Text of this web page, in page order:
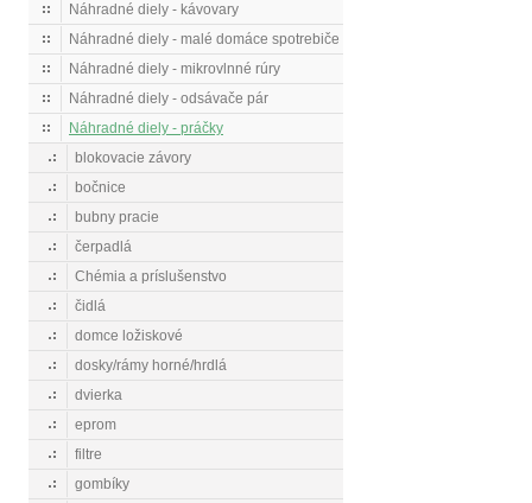
Náhradné diely - kávovary
Náhradné diely - malé domáce spotrebiče
Náhradné diely - mikrovlnné rúry
Náhradné diely - odsávače pár
Náhradné diely - práčky
blokovacie závory
bočnice
bubny pracie
čerpadlá
Chémia a príslušenstvo
čidlá
domce ložiskové
dosky/rámy horné/hrdlá
dvierka
eprom
filtre
gombíky